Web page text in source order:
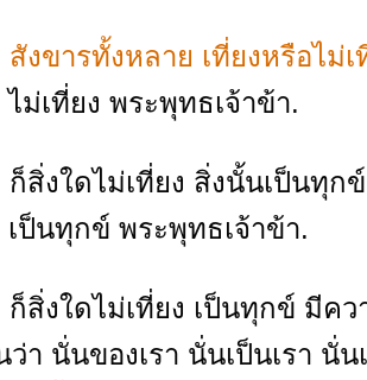
สังขารทั้งหลาย เที่ยงหรือไม่เ
ไม่เที่ยง พระพุทธเจ้าข้า.
ก็สิ่งใดไม่เที่ยง สิ่งนั้นเป็นทุก
เป็นทุกข์ พระพุทธเจ้าข้า.
ก็สิ่งใดไม่เที่ยง เป็นทุกข์ มีค
ว่า นั่นของเรา นั่นเป็นเรา นั่น